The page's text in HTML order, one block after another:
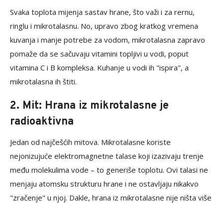
Svaka toplota mijenja sastav hrane, što važi i za rernu,
ringlu i mikrotalasnu. No, upravo zbog kratkog vremena
kuvanja i manje potrebe za vodom, mikrotalasna zapravo
pomaže da se sačuvaju vitamini topljivi u vodi, poput
vitamina C i B kompleksa. Kuhanje u vodi ih "ispira", a
mikrotalasna ih štiti.
2. Mit: Hrana iz mikrotalasne je
radioaktivna
Jedan od najčešćih mitova. Mikrotalasne koriste
nejonizujuće elektromagnetne talase koji izazivaju trenje
među molekulima vode – to generiše toplotu. Ovi talasi ne
menjaju atomsku strukturu hrane i ne ostavljaju nikakvo
"zračenje" u njoj. Dakle, hrana iz mikrotalasne nije ništa više